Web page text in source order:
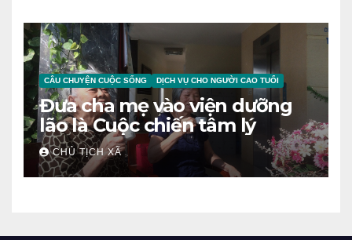
CÂU CHUYỆN CUỘC SỐNG DỊCH VỤ CHO NGƯỜI CAO TUỔI
Đưa cha mẹ vào viện dưỡng
lão là Cuộc chiến tâm lý
CHỦ TỊCH XÃ